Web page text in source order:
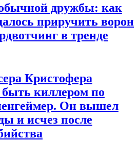
дружбы: как
приручить ворон
в тренде
Кристофера
киллером по
Он вышел
и исчез после